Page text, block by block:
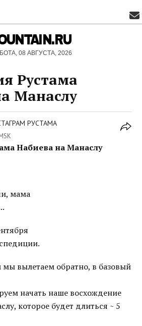
08 АВГУСТА, 2026
Рустама
Манаслу
РУСТАМА
Набиева на Манаслу
мама
мы вылетаем обратно, в базовый
начать наше восхождение
которое будет длиться ~ 5